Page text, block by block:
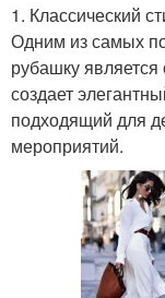
1. Классический
Одним из самых
рубашку
создает
подходящий для
мероприятий.